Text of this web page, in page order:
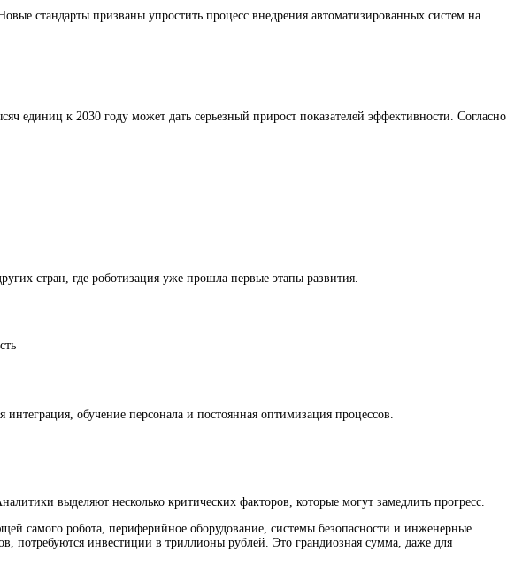
стандарты призваны упростить процесс внедрения автоматизированных систем на
единиц к 2030 году может дать серьезный прирост показателей эффективности. Согласно
стран, где роботизация уже прошла первые этапы развития.
обучение персонала и постоянная оптимизация процессов.
выделяют несколько критических факторов, которые могут замедлить прогресс.
самого робота, периферийное оборудование, системы безопасности и инженерные
потребуются инвестиции в триллионы рублей. Это грандиозная сумма, даже для